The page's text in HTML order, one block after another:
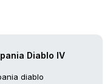
Diablo IV
diablo